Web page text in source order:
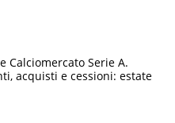
Calciomercato Serie A.
acquisti e cessioni: estate